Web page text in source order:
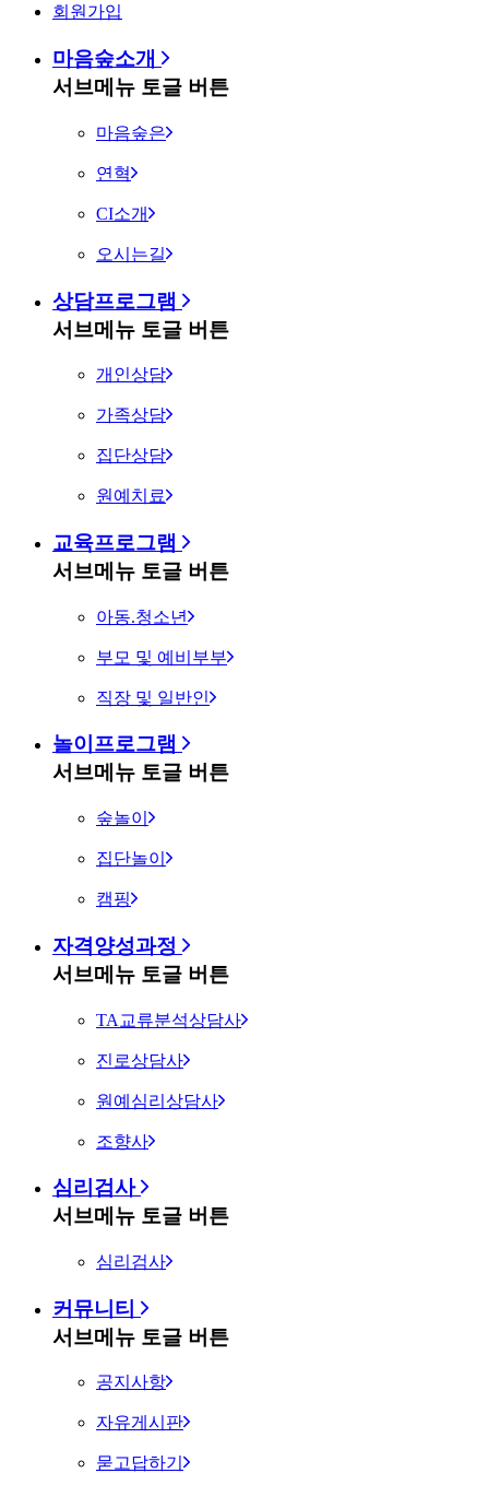
회원가입
마음숲소개
서브메뉴 토글 버튼
마음숲은
연혁
CI소개
오시는길
상담프로그램
서브메뉴 토글 버튼
개인상담
가족상담
집단상담
원예치료
교육프로그램
서브메뉴 토글 버튼
아동.청소년
부모 및 예비부부
직장 및 일반인
놀이프로그램
서브메뉴 토글 버튼
숲놀이
집단놀이
캠핑
자격양성과정
서브메뉴 토글 버튼
TA교류분석상담사
진로상담사
원예심리상담사
조향사
심리검사
서브메뉴 토글 버튼
심리검사
커뮤니티
서브메뉴 토글 버튼
공지사항
자유게시판
묻고답하기